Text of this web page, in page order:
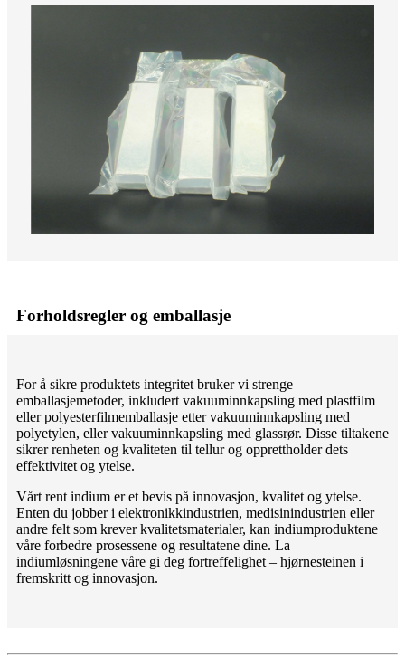
Forholdsregler og emballasje
For å sikre produktets integritet bruker vi strenge
emballasjemetoder, inkludert vakuuminnkapsling med plastfilm
eller polyesterfilmemballasje etter vakuuminnkapsling med
polyetylen, eller vakuuminnkapsling med glassrør. Disse tiltakene
sikrer renheten og kvaliteten til tellur og opprettholder dets
effektivitet og ytelse.
Vårt rent indium er et bevis på innovasjon, kvalitet og ytelse.
Enten du jobber i elektronikkindustrien, medisinindustrien eller
andre felt som krever kvalitetsmaterialer, kan indiumproduktene
våre forbedre prosessene og resultatene dine. La
indiumløsningene våre gi deg fortreffelighet – hjørnesteinen i
fremskritt og innovasjon.